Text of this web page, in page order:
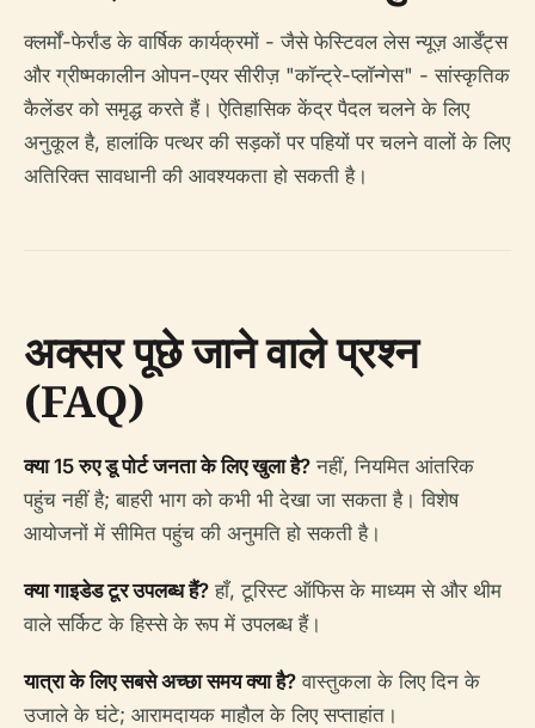
क्लर्मों-फेर्रांड के वार्षिक कार्यक्रमों - जैसे फेस्टिवल लेस न्यूज़ आर्डेंट्स
और ग्रीष्मकालीन ओपन-एयर सीरीज़ "कॉन्ट्रे-प्लॉन्गेस" - सांस्कृतिक
कैलेंडर को समृद्ध करते हैं। ऐतिहासिक केंद्र पैदल चलने के लिए
अनुकूल है, हालांकि पत्थर की सड़कों पर पहियों पर चलने वालों के लिए
अतिरिक्त सावधानी की आवश्यकता हो सकती है।
अक्सर पूछे जाने वाले प्रश्न
(FAQ)
क्या 15 रुए डू पोर्ट जनता के लिए खुला है? नहीं, नियमित आंतरिक
पहुंच नहीं है; बाहरी भाग को कभी भी देखा जा सकता है। विशेष
आयोजनों में सीमित पहुंच की अनुमति हो सकती है।
क्या गाइडेड टूर उपलब्ध हैं? हाँ, टूरिस्ट ऑफिस के माध्यम से और थीम
वाले सर्किट के हिस्से के रूप में उपलब्ध हैं।
यात्रा के लिए सबसे अच्छा समय क्या है? वास्तुकला के लिए दिन के
उजाले के घंटे; आरामदायक माहौल के लिए सप्ताहांत।